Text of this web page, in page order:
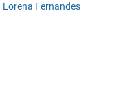
Lorena Fernandes